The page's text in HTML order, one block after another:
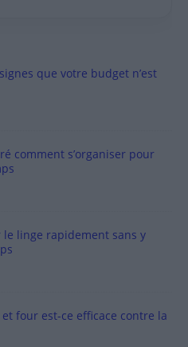
que votre budget n’est
comment s’organiser pour
linge rapidement sans y
four est-ce efficace contre la